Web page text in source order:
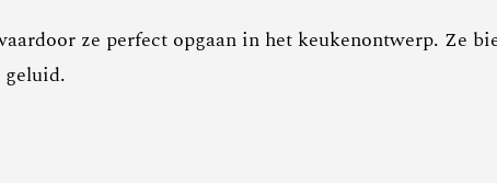
ze perfect opgaan in het keukenontwerp. Ze